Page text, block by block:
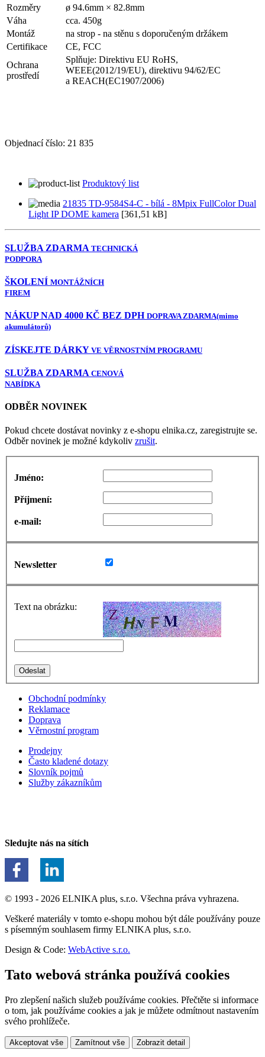
Rozměry
ø 94.6mm × 82.8mm
Váha
cca. 450g
Montáž
na strop - na stěnu s doporučeným držákem
Certifikace
CE, FCC
Ochrana
prostředí
Splňuje: Direktivu EU RoHS,
WEEE(2012/19/EU), direktivu 94/62/EC
a REACH(EC1907/2006)
Objednací číslo: 21 835
Produktový list
21835 TD-9584S4-C - bílá - 8Mpix FullColor Dual
Light IP DOME kamera [361,51 kB]
SLUŽBA ZDARMA TECHNICKÁ
PODPORA
ŠKOLENÍ MONTÁŽNÍCH
FIREM
NÁKUP NAD 4000 KČ BEZ DPH DOPRAVA ZDARMA(mimo
akumulátorů)
ZÍSKEJTE DÁRKY VE VĚRNOSTNÍM PROGRAMU
SLUŽBA ZDARMA CENOVÁ
NABÍDKA
ODBĚR NOVINEK
Pokud chcete dostávat novinky z e-shopu elnika.cz, zaregistrujte se.
Odběr novinek je možné kdykoliv zrušit.
Jméno:
Příjmení:
e-mail:
Newsletter
Text na obrázku:
Obchodní podmínky
Reklamace
Doprava
Věrnostní program
Prodejny
Často kladené dotazy
Slovník pojmů
Služby zákazníkům
Sledujte nás na sítích
© 1993 - 2026 ELNIKA plus, s.r.o. Všechna práva vyhrazena.
Veškeré materiály v tomto e-shopu mohou být dále používány pouze
s písemným souhlasem firmy ELNIKA plus, s.r.o.
Design & Code: WebActive s.r.o.
Tato webová stránka používá cookies
Pro zlepšení našich služeb používáme cookies. Přečtěte si informace
o tom, jak používáme cookies a jak je můžete odmítnout nastavením
svého prohlížeče.
Akceptovat vše Zamítnout vše Zobrazit detail